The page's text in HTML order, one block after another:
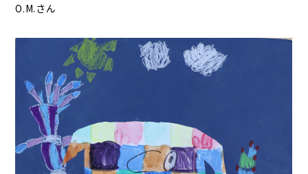
O.M.さん